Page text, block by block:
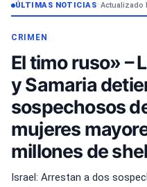
ÚLTIMAS NOTICIAS• Actualizado
CRIMEN
El timo ruso» –
y Samaria
sospechosos
mujeres
millones de
Israel: Arrestan a dos